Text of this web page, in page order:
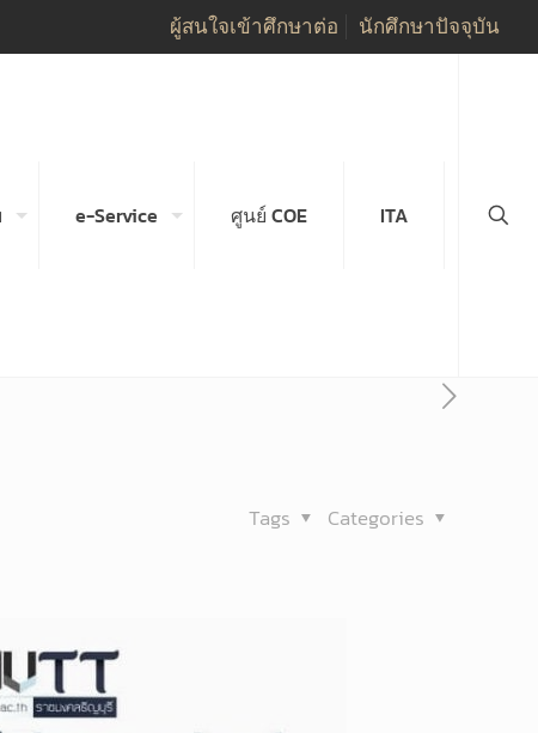
ผู้สนใจเข้าศึกษาต่อ นักศึกษาปัจจุบัน
e-Service ศูนย์ COE ITA
Categories
Tags